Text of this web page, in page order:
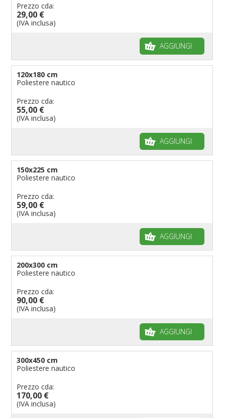
Prezzo cda:
29,00 €
(IVA inclusa)
AGGIUNGI
120x180 cm
Poliestere nautico
Prezzo cda:
55,00 €
(IVA inclusa)
AGGIUNGI
150x225 cm
Poliestere nautico
Prezzo cda:
59,00 €
(IVA inclusa)
AGGIUNGI
200x300 cm
Poliestere nautico
Prezzo cda:
90,00 €
(IVA inclusa)
AGGIUNGI
300x450 cm
Poliestere nautico
Prezzo cda:
170,00 €
(IVA inclusa)